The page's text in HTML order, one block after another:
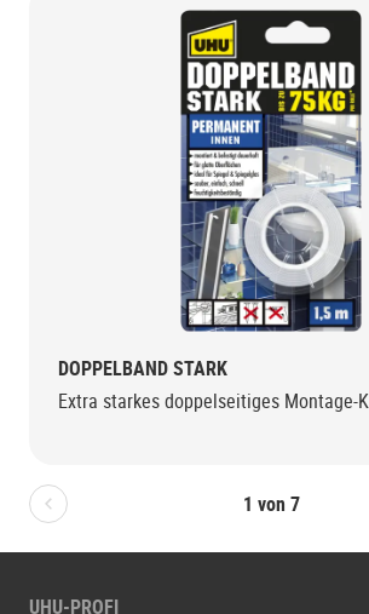
1 von 7
Bolton.General.PreviousSlide
DOPPELBAND STARK
Extra starkes doppelseitiges Montage-
UHU-PROFI